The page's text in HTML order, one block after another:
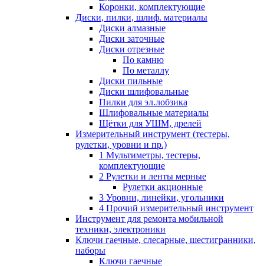
Коронки, комплектующие
Диски, пилки, шлиф. материалы
Диски алмазные
Диски заточные
Диски отрезные
По камню
По металлу
Диски пильные
Диски шлифовальные
Пилки для эл.лобзика
Шлифовальные материалы
Щётки для УШМ, дрелей
Измерительный инструмент (тестеры,
рулетки, уровни и пр.)
1 Мультиметры, тестеры,
комплектующие
2 Рулетки и ленты мерные
Рулетки акционные
3 Уровни, линейки, угольники
4 Прочий измерительный инструмент
Инструмент для ремонта мобильной
техники, электроники
Ключи гаечные, слесарные, шестигранники,
наборы
Ключи гаечные